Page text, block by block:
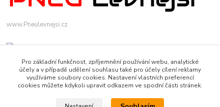
www.Pneulevnejsi.cz
info(a)pneulevnejsi.cz
Pro základní funkčnost, zpříjemnění používání webu, analytické
účely a v případě udělení souhlasu také pro účely cílení reklamy
využíváme soubory cookies. Nastavení vlastních preferencí
cookies můžete kdykoli upravit odkazem ve spodní části stránek.